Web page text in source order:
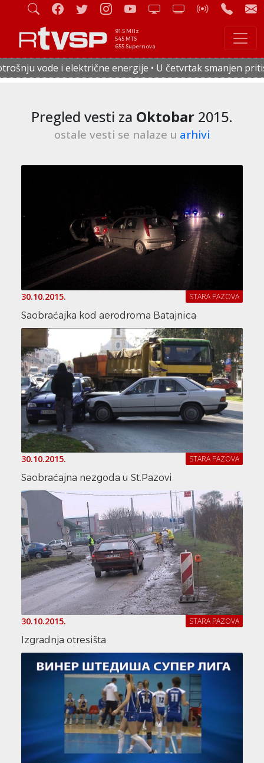
91.5 MHz
545 MTS
655 Supernova
četvrtak smanjen pritisak vode u celoj Staroj Pazovi
Pregled vesti za Oktobar 2015.
ostale vesti se nalaze u arhivi
30.10.2015. STARA PAZOVA
Saobraćajka kod aerodroma Batajnica
30.10.2015. STARA PAZOVA
Saobraćajna nezgoda u St.Pazovi
30.10.2015. STARA PAZOVA
Izgradnja otresišta